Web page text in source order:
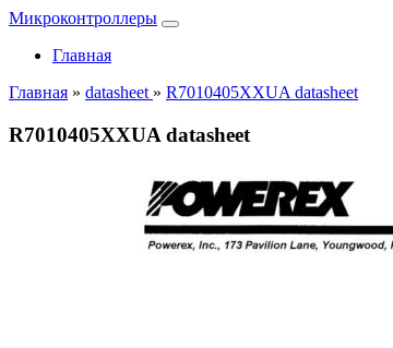
Микроконтроллеры
Главная
Главная » datasheet » R7010405XXUA datasheet
R7010405XXUA datasheet